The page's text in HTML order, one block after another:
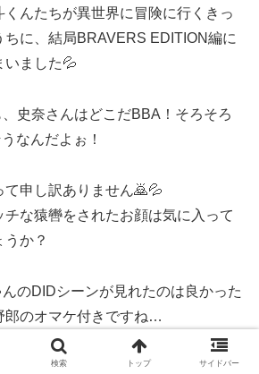
くんたちが異世界に冒険に行くきっ
ちに、結局BRAVERS EDITION編に
いました💦
史奈さんはどこだBBA！そろそろ
なんだよぉ！
て申し訳ありません🙇💦
チな猿轡をされたお顔は気に入って
か？
のDIDシーンが見れたのは良かった
郎のオマケ付きですね…
装に着替えたセリィちゃんや、異世
検索 トップ サイドバー